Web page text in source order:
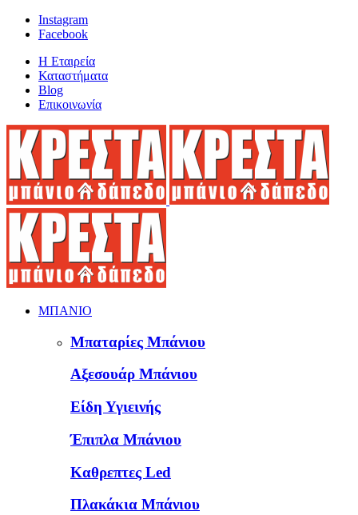
Instagram
Facebook
Η Εταιρεία
Καταστήματα
Blog
Επικοινωνία
ΜΠΑΝΙΟ
Μπαταρίες Μπάνιου
Αξεσουάρ Μπάνιου
Είδη Υγιεινής
Έπιπλα Μπάνιου
Καθρεπτες Led
Πλακάκια Μπάνιου